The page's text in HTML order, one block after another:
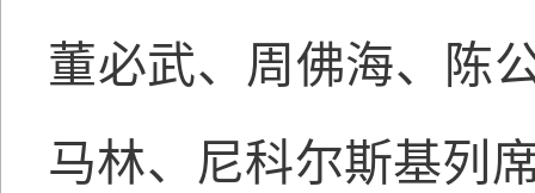
董必武、周佛海、陈
马林、尼科尔斯基列